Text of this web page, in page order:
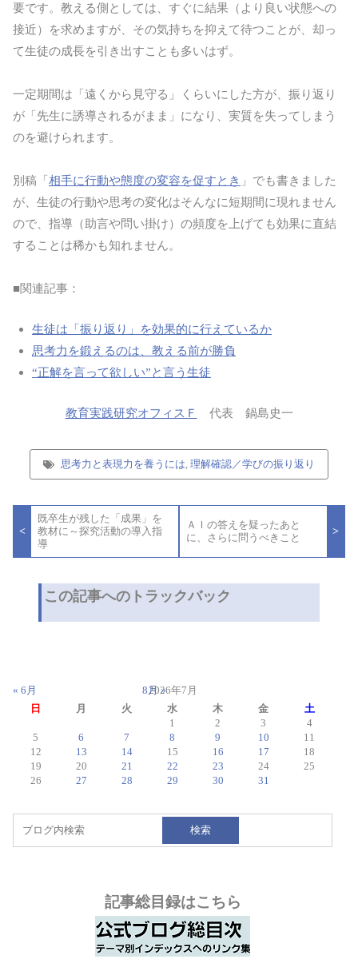
要です。教える側としては、すぐに結果（より良い状態への
接近）を求めますが、その気持ちを抑えて待つことが、却っ
て生徒の成長を引き出すことも多いはず。
一定期間は「遠くから見守る」くらいにした方が、振り返り
が「先生に誘導されるがまま」になり、実質を失ってしまう
のを避けられます。
別稿「相手に行動や態度の変容を促すとき 」でも書きました
が、生徒の行動や思考の変化はそんなに短期間に現れません
ので、指導（助言や問い掛け）の頻度を上げても効果に直結
することは稀かも知れません。
■関連記事：
生徒は「振り返り」を効果的に行えているか
思考力を鍛えるのは、教える前が勝負
“正解を言って欲しい”と言う生徒
教育実践研究オフィスＦ 代表 鍋島史一
思考力と表現力を養うには ,理解確認／学びの振り返り
ナ
ゲ
<
既卒生が残した「成果」を
教材に～探究活動の導入指
導
ＡＩの答えを疑ったあと
に、さらに問うべきこと
>
この記事へのトラックバック
2026年7月
日
月 火 水 木 金
土
1
2 3
4
5
6 7 8 9 10
11
12
13 14 15 16 17
18
19
20 21 22 23 24
25
26
27 28 29 30 31
« 6月 8月 »
検索
記事総目録はこちら